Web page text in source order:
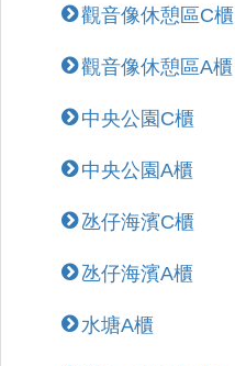
觀音像休憩區C櫃
觀音像休憩區A櫃
中央公園C櫃
中央公園A櫃
氹仔海濱C櫃
氹仔海濱A櫃
水塘A櫃